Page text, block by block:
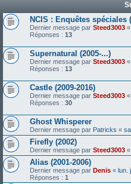
NCIS : Enquêtes spéciales
Dernier message par Steed3003 «
Réponses : 13
Supernatural (2005-...)
Dernier message par Steed3003 «
Réponses : 13
Castle (2009-2016)
Dernier message par Steed3003 «
Réponses : 30
Ghost Whisperer
Dernier message par Patricks «
Firefly (2002)
Dernier message par Steed3003 «
Alias (2001-2006)
Dernier message par Denis « lun.
Réponses : 1